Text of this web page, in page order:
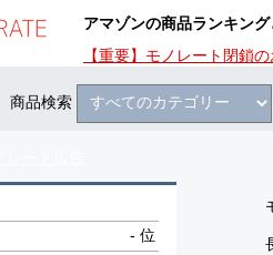
アマゾンの商品ランキン
【重要】モノレート閉鎖
商品検索
-位